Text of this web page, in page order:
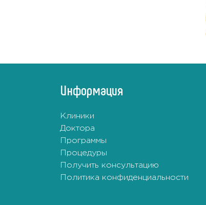
Информация
Клиники
Доктора
Программы
Процедуры
Получить консультацию
Политика конфиденциальности